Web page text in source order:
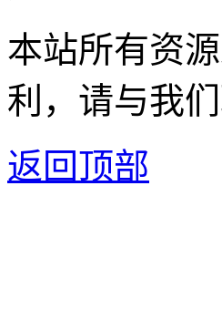
本站所有资
利，请与我
返回顶部